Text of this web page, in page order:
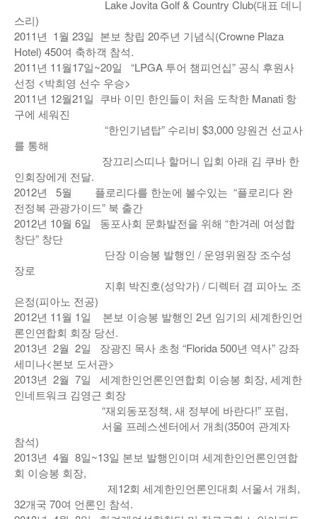
Lake Jovita Golf & Country Club(대표 데니
스리)
2011년 1월 23일 본보 창립 20주년 기념식(Crowne Plaza
Hotel) 450여 축하객 참석.
2011년 11월17일~20일 “LPGA 투어 챔피언십” 공식 후원사
선정 <박희영 선수 우승>
2011년 12월21일 쿠바 이민 한인들이 처음 도착한 Manati 항
구에 세워진
“한인기념탑” 수리비 $3,000 양원건 선교사
를 통해
장끄리스띠나 할머니 입회 아래 김 쿠바 한
인회장에게 전달.
2012년 5월 플로리다를 한눈에 볼수있는 “플로리다 완
전정복 관광가이드” 북 출간
2012년 10월 6일 동포사회 문화발전을 위해 “한겨레 여성합
창단” 창단
단장 이승봉 발행인 / 운영위원장 조수성
장로
지휘 박진호(성악가) / 디렉터 겸 피아노 조
은정(피아노 전공)
2012년 11월 1일 본보 이승봉 발행인 2년 임기의 세계한인언
론인연합회 회장 당선.
2013년 2월 2일 장광진 목사 초청 “Florida 500년 역사” 강좌
세미나<본보 도서관>
2013년 2월 7일 세계한인언론인연합회 이승봉 회장, 세계한
인네트워크 김영근 회장
“재외동포정책, 새 정부에 바란다!” 포럼,
서울 프레스센터에서 개최(350여 관계자
참석)
2013년 4월 8일~13일 본보 발행인이며 세계한인언론인연합
회 이승봉 회장,
제12회 세계한인언론인대회 서울서 개최,
32개국 70여 언론인 참석.